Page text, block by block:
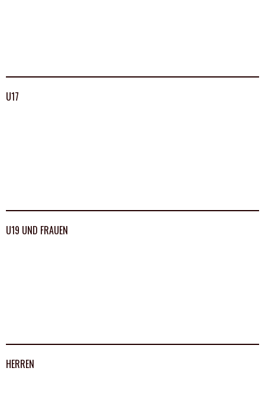
U17
U19 UND FRAUEN
HERREN